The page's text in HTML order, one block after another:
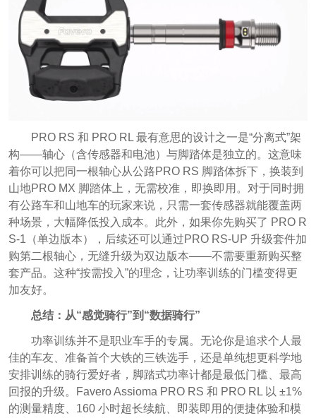
PRO RS 和 PRO RL 最有意思的设计之一是“分离式”架
构——轴心（含传感器和电池）与脚踏体是独立的。这意味
着你可以把同一根轴心从公路PRO RS 脚踏体拆下，换装到
山地PRO MX 脚踏体上，无需校准，即换即用。对于同时拥
有公路车和山地车的玩家来说，只需一套传感器就能覆盖两
种场景，大幅降低投入成本。此外，如果你先购买了 PRO R
S-1（单边版本），后续还可以通过PRO RS-UP 升级套件加
购第二根轴心，无缝升级为双边版本——不需要重新购买整
套产品。这种“按需投入”的理念，让功率训练的门槛变得更
加友好。
总结：从“感觉骑行”到“数据骑行”
功率训练并不是职业车手的专属。无论你是追求个人最
佳的车友、准备首个大铁的三铁选手，还是单纯想更科学地
安排训练的骑行爱好者，脚踏式功率计都是最低门槛、最高
回报的升级。Favero Assioma PRO RS 和 PRO RL 以 ±1%
的测量精度、160 小时超长续航、即装即用的便捷体验和模